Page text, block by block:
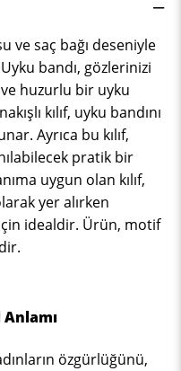
ve saç bağı deseniyle
bandı, gözlerinizi
huzurlu bir uyku
kılıf, uyku bandını
Ayrıca bu kılıf,
pratik bir
uygun olan kılıf,
yer alırken
idealdir. Ürün, motif
özgürlüğünü,